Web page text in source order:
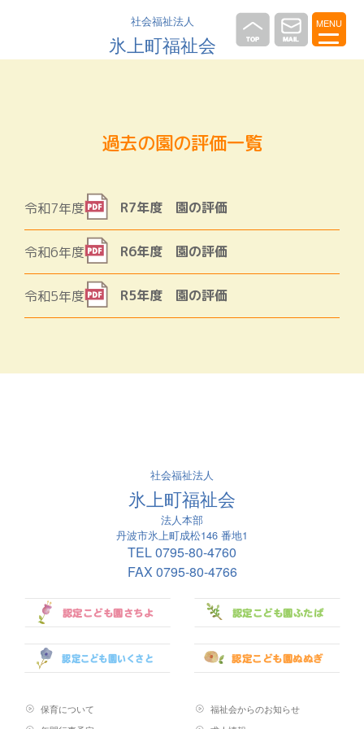
社会福祉法人
氷上町福祉会
過去の園の評価一覧
令和7年度 R7年度 園の評価
令和6年度 R6年度 園の評価
令和5年度 R5年度 園の評価
社会福祉法人
氷上町福祉会
法人本部
丹波市氷上町成松146 番地1
TEL0795-80-4760
FAX 0795-80-4766
保育について
福祉会からのお知らせ
MENU